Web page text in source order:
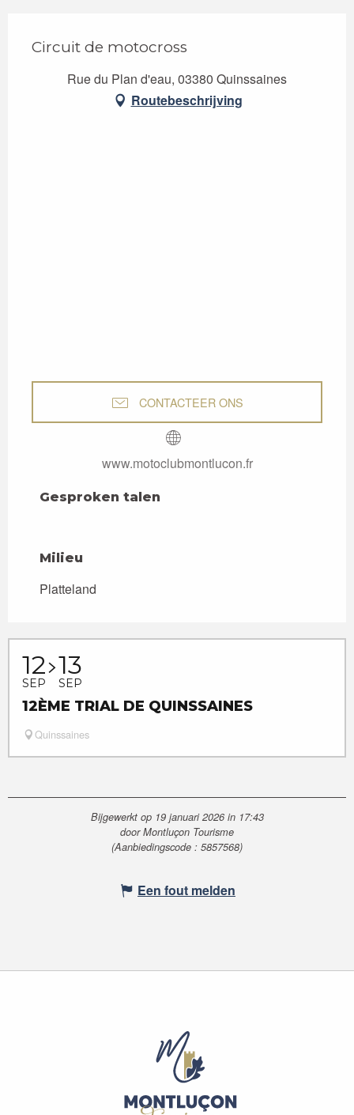
Circuit de motocross
Rue du Plan d'eau, 03380 Quinssaines
Routebeschrijving
CONTACTEER ONS
www.motoclubmontlucon.fr
Gesproken talen
Gesproken talen
Milieu
Milieu
Platteland
12
SEP
13
SEP
12ÈME TRIAL DE QUINSSAINES
Quinssaines
Bijgewerkt op 19 januari 2026 in 17:43
door Montluçon Tourisme
(Aanbiedingscode : 5857568)
Een fout melden